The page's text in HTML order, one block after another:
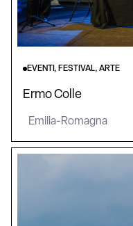
EVENTI, FESTIVAL, ARTE
Ermo Colle
Emilia-Romagna